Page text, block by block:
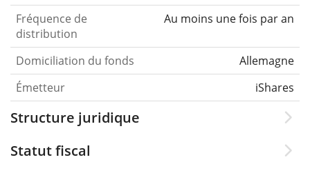
Fréquence de
distribution
Au moins une fois par an
Domiciliation du fonds
Allemagne
Émetteur
iShares
Structure juridique
Statut fiscal